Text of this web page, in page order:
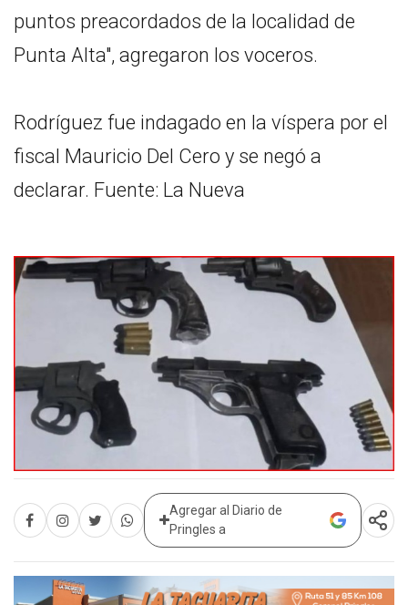
puntos preacordados de la localidad de
Punta Alta", agregaron los voceros.
Rodríguez fue indagado en la víspera por el
fiscal Mauricio Del Cero y se negó a
declarar. Fuente: La Nueva
Agregar al Diario de
Pringles a